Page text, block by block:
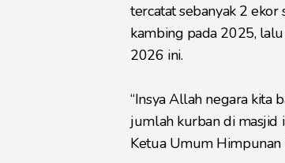
tercatat sebanyak 2
kambing pada 2025,
2026 ini.
“Insya Allah negara kita
jumlah kurban di masjid
Ketua Umum Himpunan